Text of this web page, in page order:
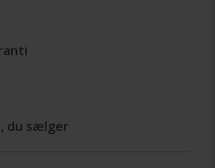
du sælger